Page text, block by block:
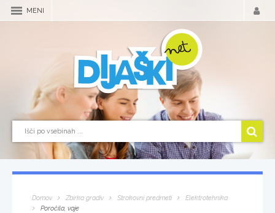
MENI
Domov Zbirka gradiv Strokovni predmeti
Elektrotehnika
Poročila, vaje